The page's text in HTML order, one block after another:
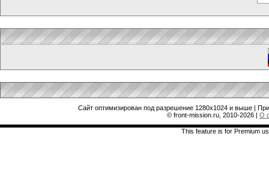
Сайт оптимизирован под разрешение 1280x1024 и выше |
© front-mission.ru, 2010-2026| О
This feature is for Premium